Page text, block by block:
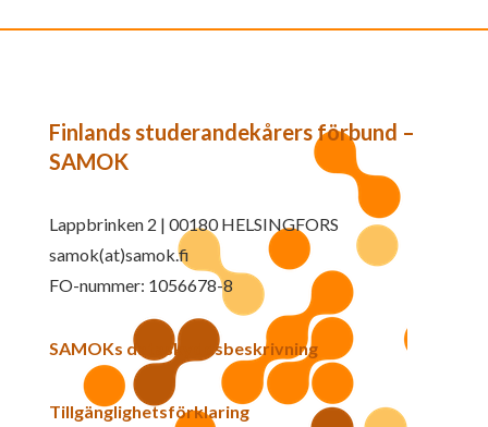
Finlands studerandekårers förbund –
SAMOK
Lappbrinken 2 | 00180 HELSINGFORS
samok(at)samok.fi
FO-nummer: 1056678-8
SAMOKs dataskyddsbeskrivning
Tillgänglighetsförklaring